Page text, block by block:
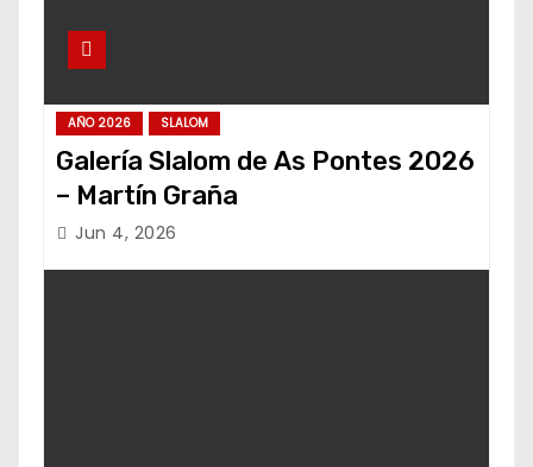
AÑO 2026 SLALOM
Galería Slalom de As Pontes 2026
– Martín Graña
Jun 4, 2026